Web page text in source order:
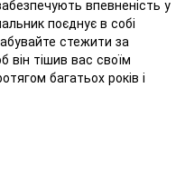
впевненість у
поєднує в собі
стежити за
тішив вас своїм
багатьох років і